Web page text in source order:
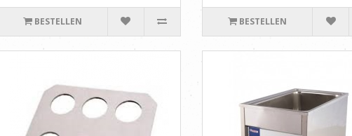
BESTELLEN BESTELLEN